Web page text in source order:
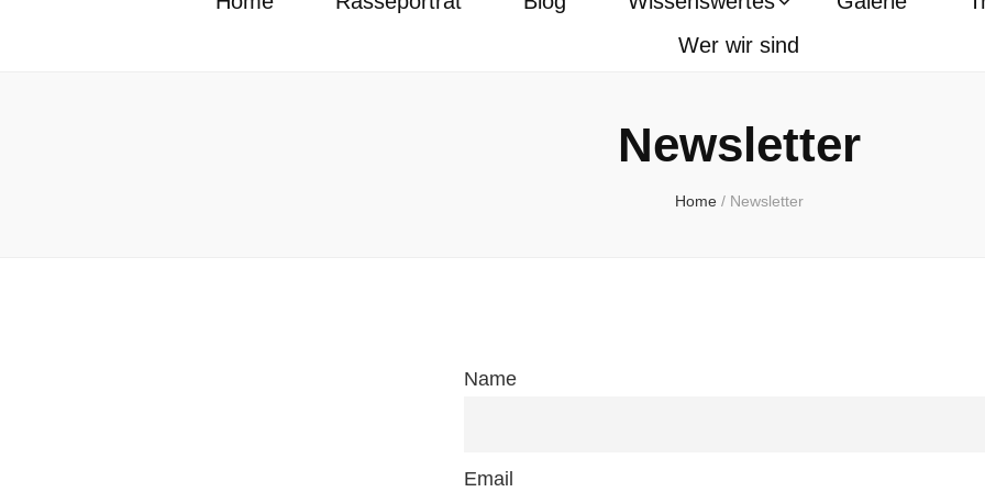
Wer wir sind
Newsletter
Home / Newsletter
Name
Email